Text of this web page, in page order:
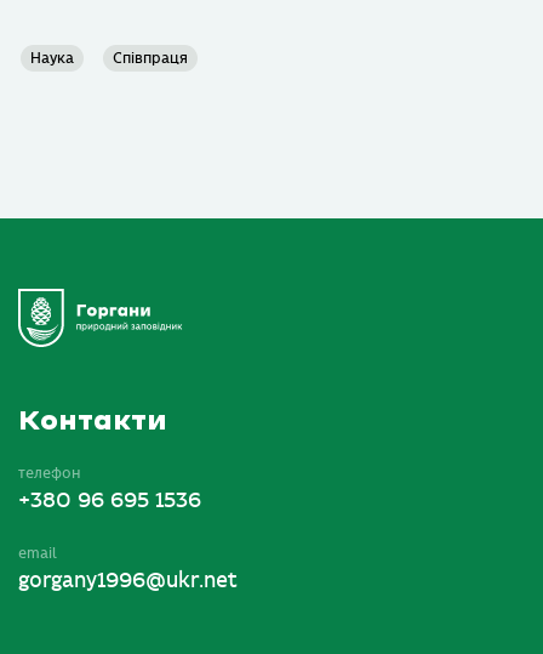
Наука Співпраця
Контакти
телефон
+380 96 695 1536
email
gorgany1996@ukr.net